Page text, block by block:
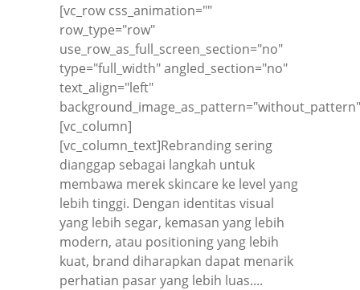
[vc_row css_animation=""
row_type="row"
use_row_as_full_screen_section="no"
type="full_width" angled_section="no"
text_align="left"
[vc_column]
[vc_column_text]Rebranding sering
dianggap sebagai langkah untuk
membawa merek skincare ke level yang
lebih tinggi. Dengan identitas visual
yang lebih segar, kemasan yang lebih
modern, atau positioning yang lebih
kuat, brand diharapkan dapat menarik
perhatian pasar yang lebih luas....